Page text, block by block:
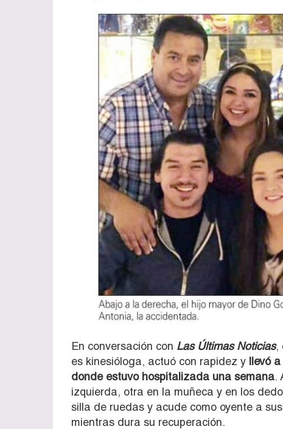
En conversación con Las Últimas Noticias,
es kinesióloga, actuó con rapidez y llevó
donde estuvo hospitalizada una semana.
izquierda, otra en la muñeca y en los
silla de ruedas y acude como oyente a
mientras dura su recuperación.